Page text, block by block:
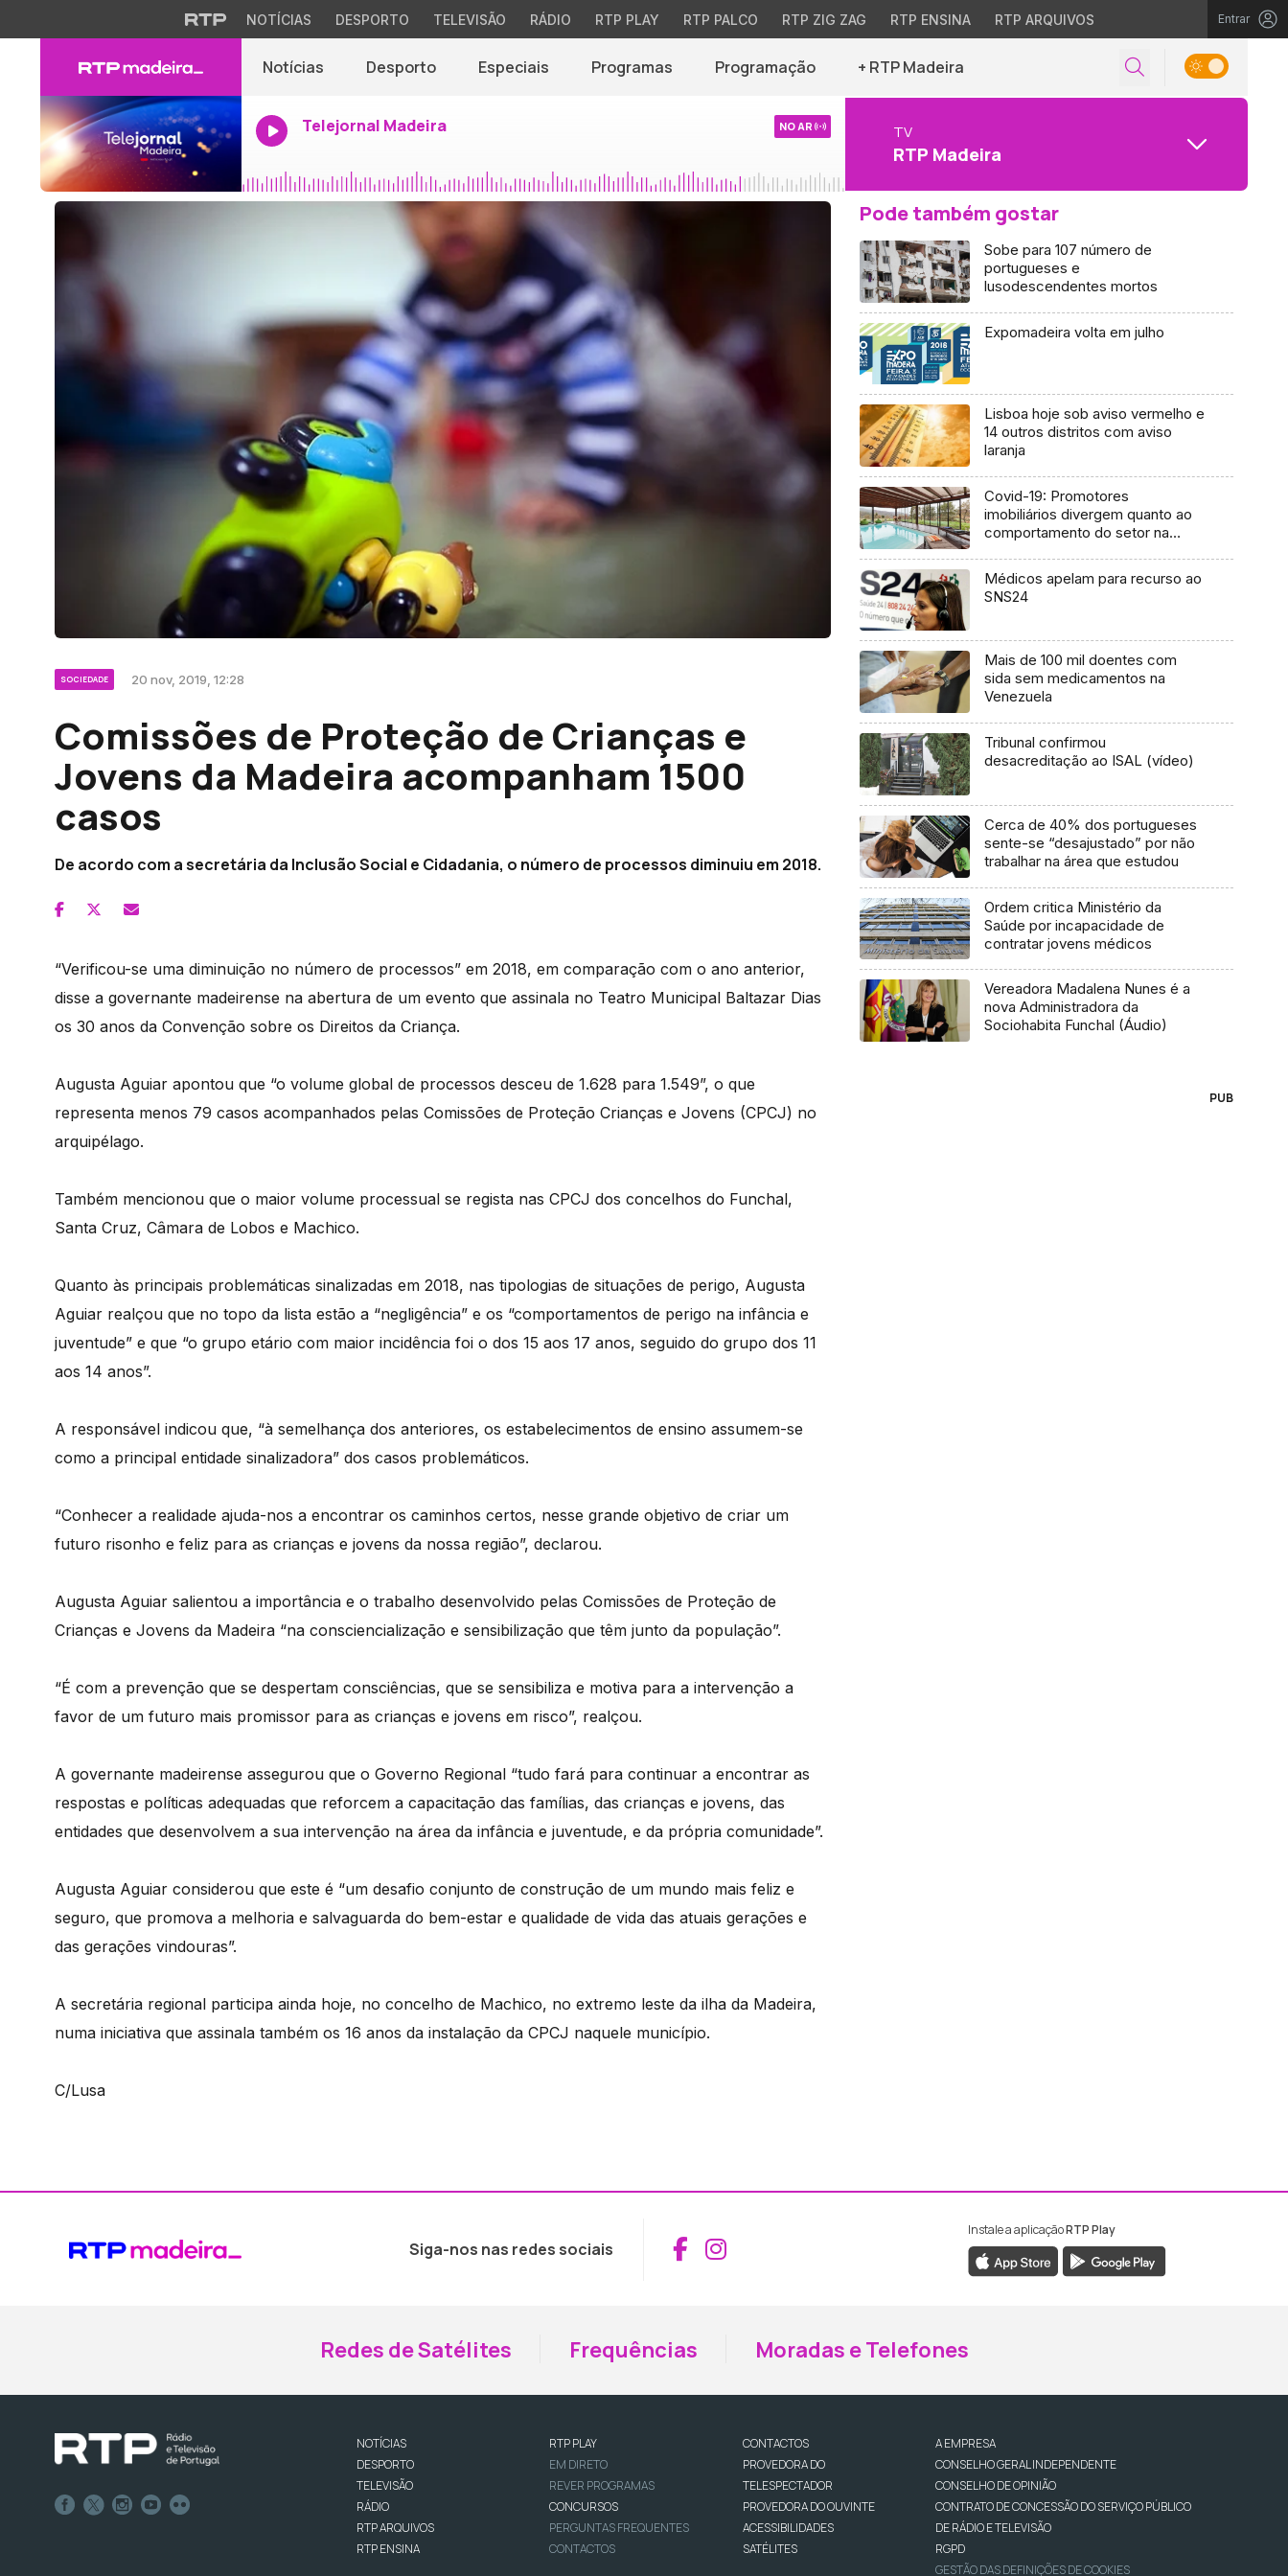
NOTÍCIAS DESPORTO TELEVISÃO RÁDIO RTP PLAY RTP PALCO RTP ZIG ZAG RTP ENSINA RTP ARQUIVOS Entrar
Notícias Desporto Especiais Programas Programação + RTP Madeira
Telejornal Madeira NO AR TV
RTP Madeira
SOCIEDADE 20 nov, 2019, 12:28
Comissões de Proteção de Crianças e
Jovens da Madeira acompanham 1500
casos
De acordo com a secretária da Inclusão Social e Cidadania, o número de processos diminuiu em 2018.
“Verificou-se uma diminuição no número de processos” em 2018, em comparação com o ano anterior,
disse a governante madeirense na abertura de um evento que assinala no Teatro Municipal Baltazar Dias
os 30 anos da Convenção sobre os Direitos da Criança.
Augusta Aguiar apontou que “o volume global de processos desceu de 1.628 para 1.549”, o que
representa menos 79 casos acompanhados pelas Comissões de Proteção Crianças e Jovens (CPCJ) no
arquipélago.
Também mencionou que o maior volume processual se regista nas CPCJ dos concelhos do Funchal,
Santa Cruz, Câmara de Lobos e Machico.
Quanto às principais problemáticas sinalizadas em 2018, nas tipologias de situações de perigo, Augusta
Aguiar realçou que no topo da lista estão a “negligência” e os “comportamentos de perigo na infância e
juventude” e que “o grupo etário com maior incidência foi o dos 15 aos 17 anos, seguido do grupo dos 11
aos 14 anos”.
A responsável indicou que, “à semelhança dos anteriores, os estabelecimentos de ensino assumem-se
como a principal entidade sinalizadora” dos casos problemáticos.
“Conhecer a realidade ajuda-nos a encontrar os caminhos certos, nesse grande objetivo de criar um
futuro risonho e feliz para as crianças e jovens da nossa região”, declarou.
Augusta Aguiar salientou a importância e o trabalho desenvolvido pelas Comissões de Proteção de
Crianças e Jovens da Madeira “na consciencialização e sensibilização que têm junto da população”.
“É com a prevenção que se despertam consciências, que se sensibiliza e motiva para a intervenção a
favor de um futuro mais promissor para as crianças e jovens em risco”, realçou.
A governante madeirense assegurou que o Governo Regional “tudo fará para continuar a encontrar as
respostas e políticas adequadas que reforcem a capacitação das famílias, das crianças e jovens, das
entidades que desenvolvem a sua intervenção na área da infância e juventude, e da própria comunidade”.
Augusta Aguiar considerou que este é “um desafio conjunto de construção de um mundo mais feliz e
seguro, que promova a melhoria e salvaguarda do bem-estar e qualidade de vida das atuais gerações e
das gerações vindouras”.
A secretária regional participa ainda hoje, no concelho de Machico, no extremo leste da ilha da Madeira,
numa iniciativa que assinala também os 16 anos da instalação da CPCJ naquele município.
C/Lusa
Pode também gostar
Sobe para 107 número de
portugueses e
lusodescendentes mortos
Expomadeira volta em julho
Lisboa hoje sob aviso vermelho e
14 outros distritos com aviso
laranja
Covid-19: Promotores
imobiliários divergem quanto ao
comportamento do setor na
Médicos apelam para recurso ao
SNS24
Mais de 100 mil doentes com
sida sem medicamentos na
Venezuela
Tribunal confirmou
desacreditação ao ISAL (vídeo)
Cerca de 40% dos portugueses
sente-se “desajustado” por não
trabalhar na área que estudou
Ordem critica Ministério da
Saúde por incapacidade de
contratar jovens médicos
Vereadora Madalena Nunes é a
nova Administradora da
Sociohabita Funchal (Áudio)
PUB
Siga-nos nas redes sociais Aceder ao Facebook da RTP Madeira
Aceder ao Instagram da RTP Madeira
Instale a aplicaçãoRTP Play
Redes de Satélites Frequências Moradas e Telefones
NOTÍCIAS
DESPORTO
TELEVISÃO
RÁDIO
RTP ARQUIVOS
RTP ENSINA
RTP PLAY
EM DIRETO
REVER PROGRAMAS
CONCURSOS
PERGUNTAS FREQUENTES
CONTACTOS
CONTACTOS
PROVEDORA DO
TELESPECTADOR
PROVEDORA DO OUVINTE
ACESSIBILIDADES
SATÉLITES
A EMPRESA
CONSELHO GERAL INDEPENDENTE
CONSELHO DE OPINIÃO
CONTRATO DE CONCESSÃO DO SERVIÇO PÚBLICO
DE RÁDIO E TELEVISÃO
RGPD
GESTÃO DAS DEFINIÇÕES DE COOKIES